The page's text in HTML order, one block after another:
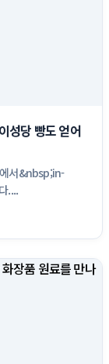
성당 빵도 얻어
에서&nbsp;in-
....